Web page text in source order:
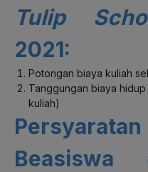
Tulip
2021:
Potongan biaya kuliah
Tanggungan biaya
kuliah)
Beasiswa